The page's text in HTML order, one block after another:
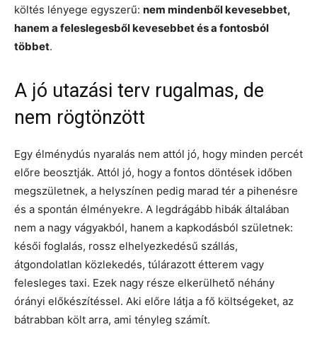
költés lényege egyszerű: nem mindenből kevesebbet,
hanem a feleslegesből kevesebbet és a fontosból
többet.
A jó utazási terv rugalmas, de
nem rögtönzött
Egy élménydús nyaralás nem attól jó, hogy minden percét
előre beosztják. Attól jó, hogy a fontos döntések időben
megszületnek, a helyszínen pedig marad tér a pihenésre
és a spontán élményekre. A legdrágább hibák általában
nem a nagy vágyakból, hanem a kapkodásból születnek:
késői foglalás, rossz elhelyezkedésű szállás,
átgondolatlan közlekedés, túlárazott étterem vagy
felesleges taxi. Ezek nagy része elkerülhető néhány
órányi előkészítéssel. Aki előre látja a fő költségeket, az
bátrabban költ arra, ami tényleg számít.